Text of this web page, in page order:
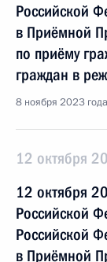
Российской
в Приёмной
по приёму
граждан в
8 ноября 2023
12 октября
12 октября
Российской
Российской
в Приёмной